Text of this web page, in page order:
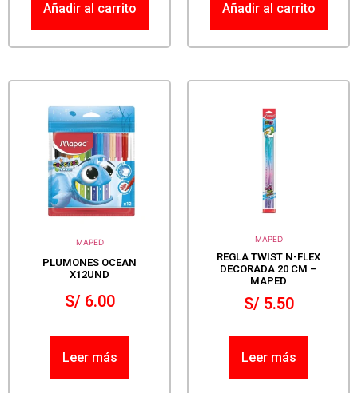
Añadir al carrito Añadir al carrito
MAPED
PLUMONES OCEAN
X12UND
S/6.00
Leer más
MAPED
REGLA TWIST N-FLEX
DECORADA 20 CM –
MAPED
S/5.50
Leer más